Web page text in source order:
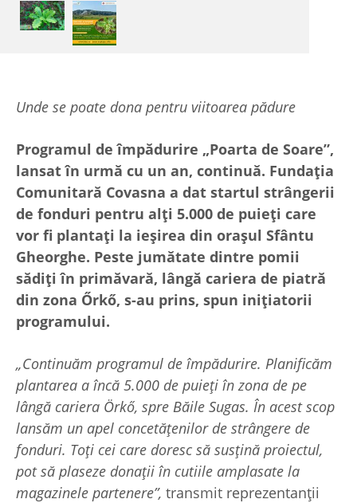
Unde se poate dona pentru viitoarea pădure
Programul de împădurire „Poarta de Soare”,
lansat în urmă cu un an, continuă. Fundația
Comunitară Covasna a dat startul strângerii
de fonduri pentru alți 5.000 de puieți care
vor fi plantați la ieșirea din orașul Sfântu
Gheorghe. Peste jumătate dintre pomii
sădiți în primăvară, lângă cariera de piatră
din zona Őrkő, s-au prins, spun inițiatorii
programului.
„Continuăm programul de împădurire. Planificăm
plantarea a încă 5.000 de puieți în zona de pe
lângă cariera Örkő, spre Băile Sugas. În acest scop
lansăm un apel concetățenilor de strângere de
fonduri. Toți cei care doresc să susțină proiectul,
pot să plaseze donații în cutiile amplasate la
magazinele partenere”, transmit reprezentanții